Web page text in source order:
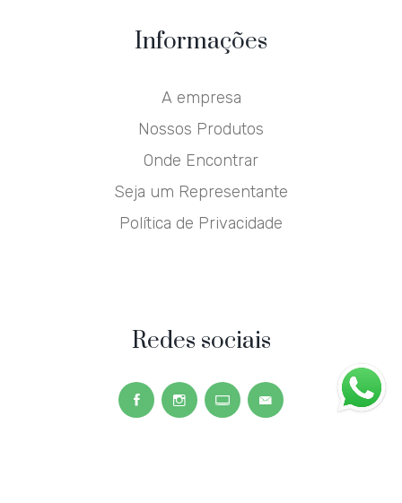
Informações
A empresa
Nossos Produtos
Onde Encontrar
Seja um Representante
Política de Privacidade
Redes sociais